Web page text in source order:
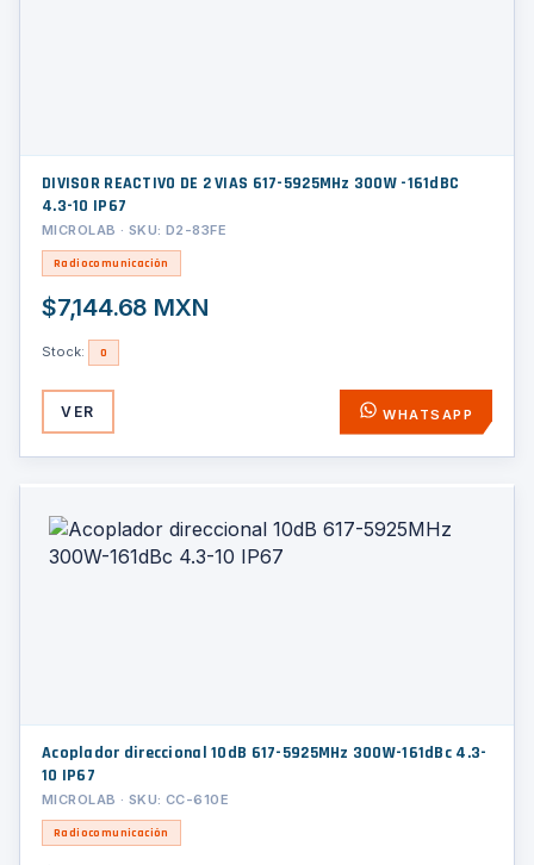
DIVISOR REACTIVO DE 2 VIAS 617-5925MHz 300W -161dBC
4.3-10 IP67
MICROLAB · SKU: D2-83FE
Radiocomunicación
$7,144.68 MXN
Stock: 0
VER WHATSAPP
Acoplador direccional 10dB 617-5925MHz 300W-161dBc 4.3-
10 IP67
MICROLAB · SKU: CC-610E
Radiocomunicación